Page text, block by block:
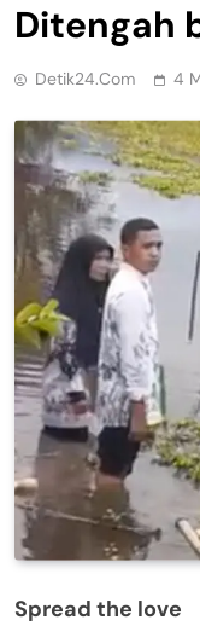
Ditengah
Detik24.com 4
Spread the love